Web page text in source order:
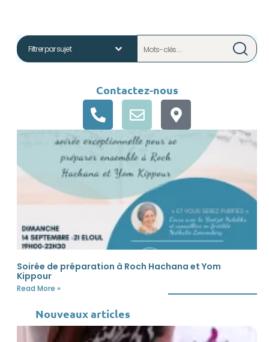
Contactez-nous
Soirée de préparation à Roch Hachana et Yom
Kippour
Read More »
Nouveaux articles